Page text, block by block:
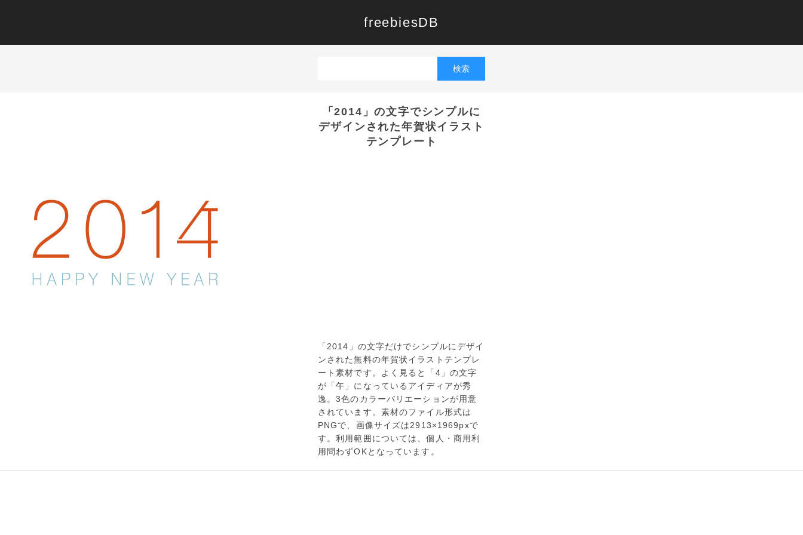
freebiesDB
「2014」の文字でシンプルに
デザインされた年賀状イラスト
テンプレート
「2014」の文字だけでシンプルにデザイ
ンされた無料の年賀状イラストテンプレ
ート素材です。よく見ると「4」の文字
が「午」になっているアイディアが秀
逸。3色のカラーバリエーションが用意
されています。素材のファイル形式は
PNGで、画像サイズは2913×1969pxで
す。利用範囲については、個人・商用利
用問わずOKとなっています。